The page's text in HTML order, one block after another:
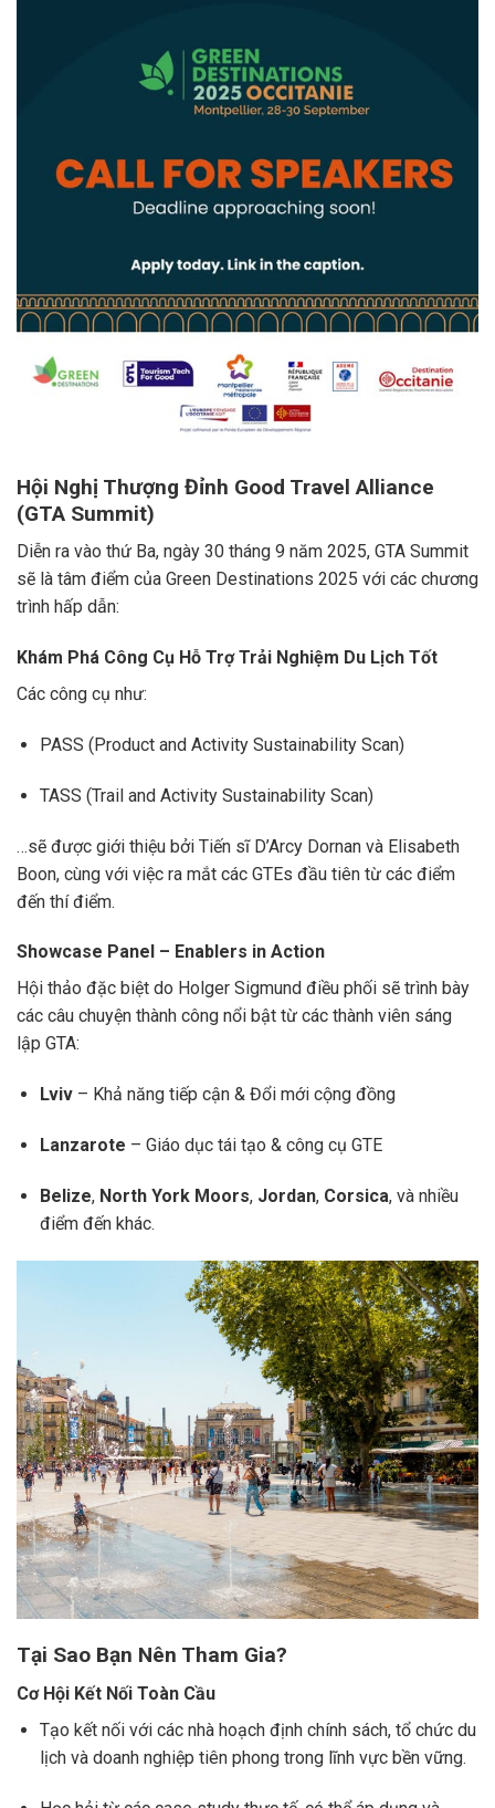
Hội Nghị Thượng Đỉnh Good Travel Alliance
(GTA Summit)
Diễn ra vào thứ Ba, ngày 30 tháng 9 năm 2025, GTA Summit
sẽ là tâm điểm của Green Destinations 2025 với các chương
trình hấp dẫn:
Khám Phá Công Cụ Hỗ Trợ Trải Nghiệm Du Lịch Tốt
Các công cụ như:
PASS (Product and Activity Sustainability Scan)
TASS (Trail and Activity Sustainability Scan)
…sẽ được giới thiệu bởi Tiến sĩ D’Arcy Dornan và Elisabeth
Boon, cùng với việc ra mắt các GTEs đầu tiên từ các điểm
đến thí điểm.
Showcase Panel – Enablers in Action
Hội thảo đặc biệt do Holger Sigmund điều phối sẽ trình bày
các câu chuyện thành công nổi bật từ các thành viên sáng
lập GTA:
Lviv– Khả năng tiếp cận & Đổi mới cộng đồng
Lanzarote – Giáo dục tái tạo & công cụ GTE
Belize, North York Moors, Jordan, Corsica, và nhiều
điểm đến khác.
Tại Sao Bạn Nên Tham Gia?
Cơ Hội Kết Nối Toàn Cầu
Tạo kết nối với các nhà hoạch định chính sách, tổ chức du
lịch và doanh nghiệp tiên phong trong lĩnh vực bền vững.